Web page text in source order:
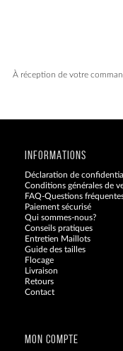
À réception de votre
INFORMATIONS
Déclaration de
Conditions générales de
FAQ-Questions
Paiement sécurisé
Qui sommes-nous?
Conseils pratiques
Entretien Maillots
Guide des tailles
Flocage
Livraison
Retours
Contact
MON COMPTE